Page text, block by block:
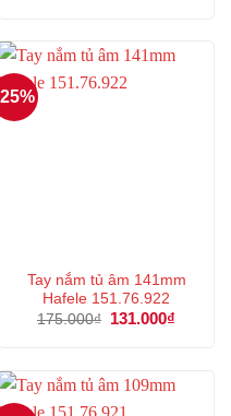
Tay nắm tủ âm 141mm
Hafele 151.76.922
175.000₫
Giá
131.000₫